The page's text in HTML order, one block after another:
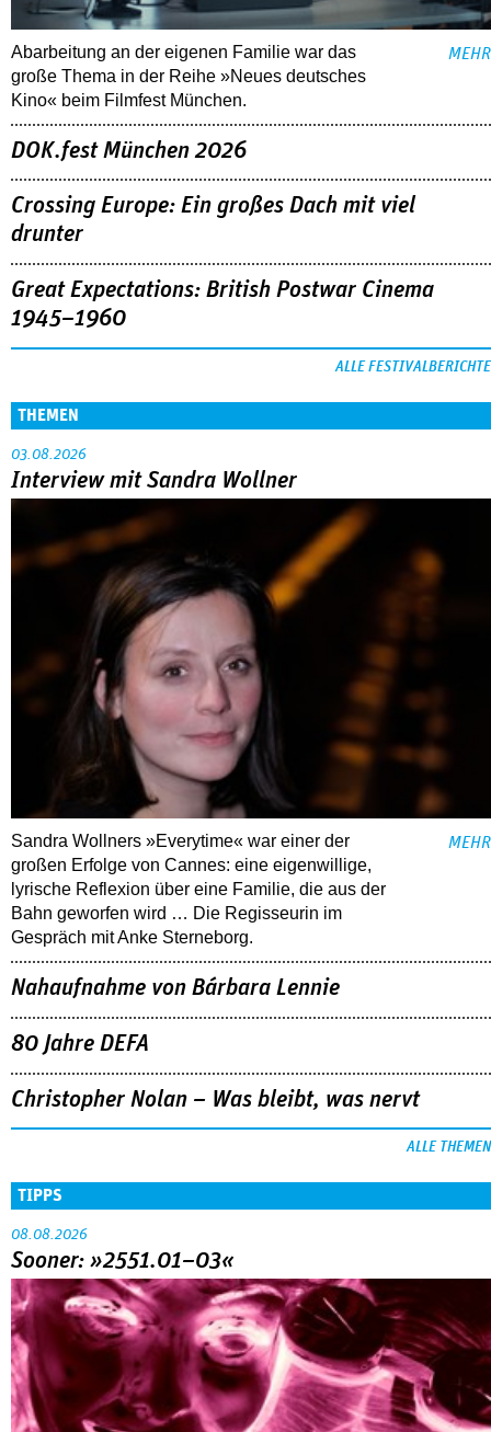
Abarbeitung an der eigenen Familie war das
große Thema in der Reihe »Neues deutsches
Kino« beim Filmfest München.
MEHR
DOK.fest München 2026
Crossing Europe: Ein großes Dach mit viel
drunter
Great Expectations: British Postwar Cinema
1945–1960
ALLE FESTIVALBERICHTE
THEMEN
03.08.2026
Interview mit Sandra Wollner
Sandra Wollners »Everytime« war einer der
großen Erfolge von Cannes: eine eigenwillige,
lyrische Reflexion über eine ­Familie, die aus der
Bahn geworfen wird … Die Regisseurin im
Gespräch mit Anke Sterneborg.
MEHR
Nahaufnahme von Bárbara Lennie
80 Jahre DEFA
Christopher Nolan – Was bleibt, was nervt
ALLE THEMEN
TIPPS
08.08.2026
Sooner: »2551.01–03«